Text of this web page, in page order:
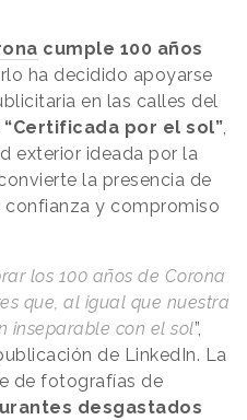
cumple 100 años
ha decidido apoyarse
en las calles del
“Certificada por el sol”,
exterior ideada por la
la presencia de
confianza y compromiso
los 100 años de Corona
que, al igual que nuestra
inseparable con el sol”,
de LinkedIn. La
de fotografías de
desgastados